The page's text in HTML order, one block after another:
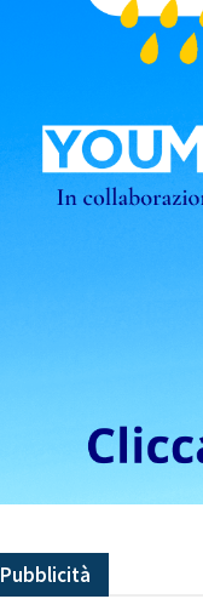
Pubblicità